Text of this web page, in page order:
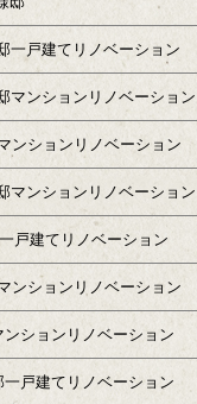
一戸建てリノベーション
マンションリノベーション
ンションリノベーション
マンションリノベーション
戸建てリノベーション
ンションリノベーション
ションリノベーション
戸建てリノベーション